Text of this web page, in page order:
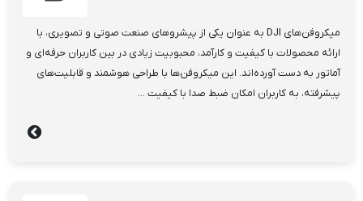
میکروفن‌های DJI به عنوان یکی از پیشروهای صنعت صوتی و تصویری، با
ارائه محصولات با کیفیت و کارآمد، محبوبیت زیادی در بین کاربران حرفه‌ای و
آماتور به دست آورده‌اند. این میکروفن‌ها با طراحی هوشمند و قابلیت‌های
پیشرفته، به کاربران امکان ضبط صدا با کیفیت ...